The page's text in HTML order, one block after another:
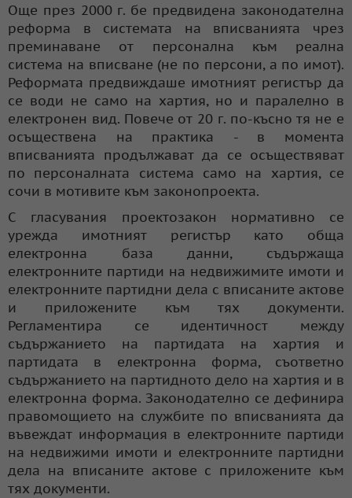
Още през 2000 г. бе предвидена законодателна
реформа в системата на вписванията чрез
преминаване от персонална към реална
система на вписване (не по персони, а по имот).
Реформата предвиждаше имотният регистър да
се води не само на хартия, но и паралелно в
електронен вид. Повече от 20 г. по-късно тя не е
осъществена на практика - в момента
вписванията продължават да се осъществяват
по персоналната система само на хартия, се
сочи в мотивите към законопроекта.
С гласувания проектозакон нормативно се
урежда имотният регистър като обща
електронна база данни, съдържаща
електронните партиди на недвижимите имоти и
електронните партидни дела с вписаните актове
и приложените към тях документи.
Регламентира се идентичност между
съдържанието на партидата на хартия и
партидата в електронна форма, съответно
съдържанието на партидното дело на хартия и в
електронна форма. Законодателно се дефинира
правомощието на службите по вписванията да
въвеждат информация в електронните партиди
на недвижими имоти и електронните партидни
дела на вписаните актове с приложените към
тях документи.